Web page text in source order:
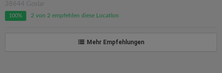
38644 Goslar
100% 2 von 2 empfehlen diese Location
Mehr Empfehlungen